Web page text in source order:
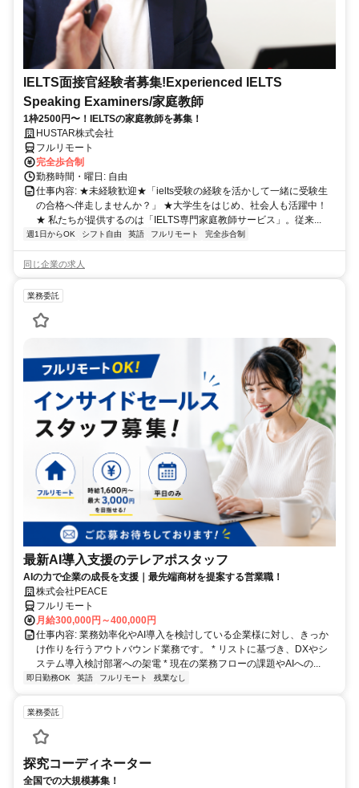
IELTS面接官経験者募集!Experienced IELTS
Speaking Examiners/家庭教師
1枠2500円〜！IELTSの家庭教師を募集！
HUSTAR株式会社
フルリモート
完全歩合制
勤務時間・曜日: 自由
仕事内容: ★未経験歓迎★「ielts受験の経験を活かして一緒に受験生
の合格へ伴走しませんか？」 ★大学生をはじめ、社会人も活躍中！
★ 私たちが提供するのは「IELTS専門家庭教師サービス」。従来...
週1日からOK シフト自由 英語 フルリモート 完全歩合制
同じ企業の求人
業務委託
最新AI導入支援のテレアポスタッフ
AIの力で企業の成長を支援｜最先端商材を提案する営業職！
株式会社PEACE
フルリモート
月給300,000円～400,000円
仕事内容: 業務効率化やAI導入を検討している企業様に対し、きっか
け作りを行うアウトバウンド業務です。 * リストに基づき、DXやシ
ステム導入検討部署への架電 * 現在の業務フローの課題やAIへの...
即日勤務OK 英語 フルリモート 残業なし
業務委託
探究コーディネーター
全国での大規模募集！